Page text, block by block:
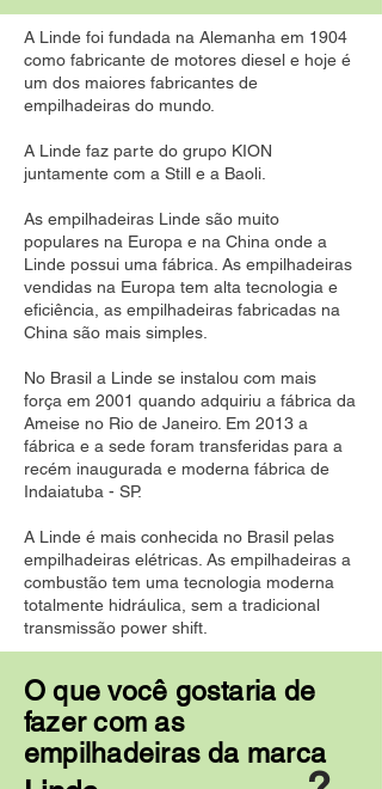
A Linde foi fundada na Alemanha em 1904
como fabricante de motores diesel e hoje é
um dos maiores fabricantes de
empilhadeiras do mundo.
A Linde faz parte do grupo KION
juntamente com a Still e a Baoli.
As empilhadeiras Linde são muito
populares na Europa e na China onde a
Linde possui uma fábrica. As empilhadeiras
vendidas na Europa tem alta tecnologia e
eficiência, as empilhadeiras fabricadas na
China são mais simples.
No Brasil a Linde se instalou com mais
força em 2001 quando adquiriu a fábrica da
Ameise no Rio de Janeiro. Em 2013 a
fábrica e a sede foram transferidas para a
recém inaugurada e moderna fábrica de
Indaiatuba - SP.
A Linde é mais conhecida no Brasil pelas
empilhadeiras elétricas. As empilhadeiras a
combustão tem uma tecnologia moderna
totalmente hidráulica, sem a tradicional
transmissão power shift.
O que você gostaria de
fazer com as
empilhadeiras da marca